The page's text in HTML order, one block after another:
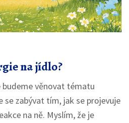
na jídlo?
věnovat tématu
se zabývat tím, jak se projevuje
na ně. Myslím, že je